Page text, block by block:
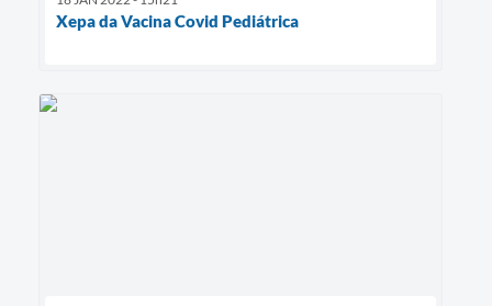
Xepa da Vacina Covid Pediátrica